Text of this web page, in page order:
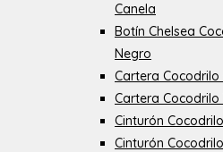
Canela
Botín Chelsea
Negro
Cartera Cocodrilo
Cartera Cocodrilo
Cinturón
Cinturón